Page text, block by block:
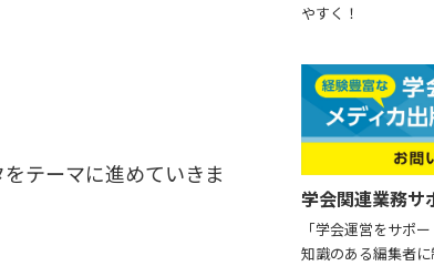
テーマに進めていきま
やすく！
学会関連業務サ
「学会運営をサポ
知識のある編集者